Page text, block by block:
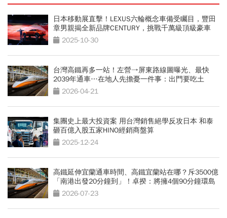
日本移動展直擊！LEXUS六輪概念車備受矚目，豐田
章男親揭全新品牌CENTURY，挑戰千萬級頂級豪車
2025-10-30
台灣高鐵再多一站！左營→屏東路線圖曝光、最快
2039年通車…在地人先擔憂一件事：出門要吃土
2026-04-21
集團史上最大投資案 用台灣銷售絕學反攻日本 和泰
砸百億入股五家HINO經銷商盤算
2025-12-24
高鐵延伸宜蘭通車時間、高鐵宜蘭站在哪？斥3500億
「南港出發20分鐘到」！卓揆：將擁4個90分鐘環島
網 2026-07-23